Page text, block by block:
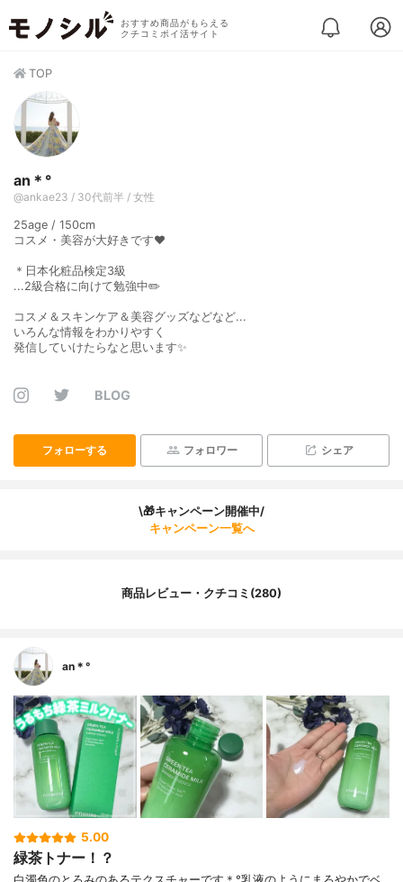
おすすめ商品がもらえる
クチコミポイ活サイト
TOP
an＊°
@ankae23 / 30代前半 / 女性
25age / 150cm
コスメ・美容が大好きです❤︎
＊日本化粧品検定3級
...2級合格に向けて勉強中✏️
コスメ＆スキンケア＆美容グッズなどなど...
いろんな情報をわかりやすく
発信していけたらなと思います✨
BLOG
フォローする フォロワー シェア
\🎁キャンペーン開催中/
キャンペーン一覧へ
商品レビュー・クチコミ(280)
an＊°
5.00
緑茶トナー！？